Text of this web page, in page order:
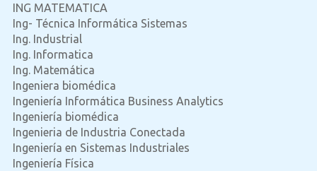
ING MATEMATICA
Ing- Técnica Informática Sistemas
Ing. Industrial
Ing. Informatica
Ing. Matemática
Ingeniera biomédica
Ingenierí­a Informática Business Analytics
Ingeniería biomédica
Ingenieria de Industria Conectada
Ingeniería en Sistemas Industriales
Ingeniería Física